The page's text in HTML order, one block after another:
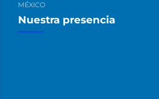
MÉXICO
Nuestra presencia